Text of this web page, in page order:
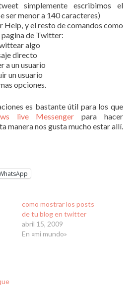
simplemente escribimos el
ser menor a 140 caracteres)
Help, y el resto de comandos como
pagina de Twitter:
algo
directo
a un usuario
un usuario
opciones.
es bastante útil para los que
live Messenger para hacer
manera nos gusta mucho estar allí.
como mostrar los posts
de tu blog en twitter
abril 15, 2009
En «mi mundo»